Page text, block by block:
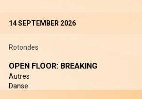
14 SEPTEMBER 2026
Rotondes
OPEN FLOOR: BREAKING
Autres
Danse